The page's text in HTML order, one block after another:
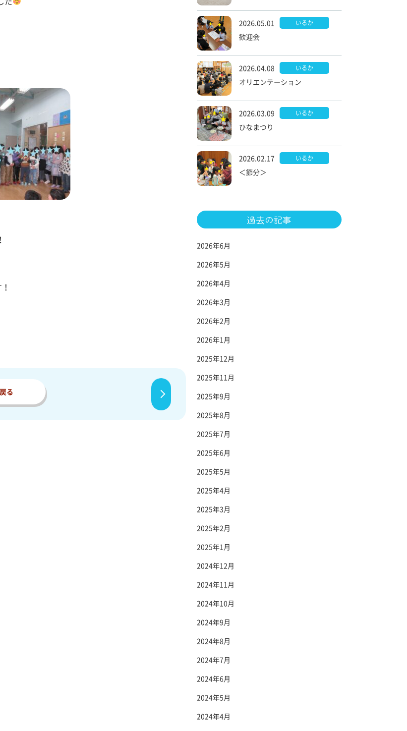
る
2026.05.01 いるか
歓迎会
2026.04.08 いるか
オリエンテーション
2026.03.09 いるか
ひなまつり
2026.02.17 いるか
＜節分＞
過去の記事
2026年6月
2026年5月
2026年4月
2026年3月
2026年2月
2026年1月
2025年12月
2025年11月
2025年9月
2025年8月
2025年7月
2025年6月
2025年5月
2025年4月
2025年3月
2025年2月
2025年1月
2024年12月
2024年11月
2024年10月
2024年9月
2024年8月
2024年7月
2024年6月
2024年5月
2024年4月